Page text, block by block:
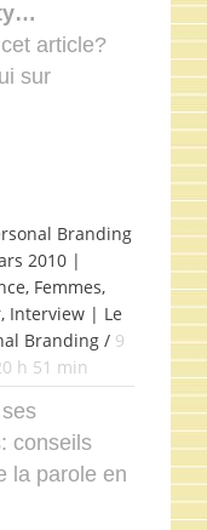
article?
sur
Branding
2010 |
Femmes,
Interview | Le
Branding / 9
h 51 min
conseils
la parole en